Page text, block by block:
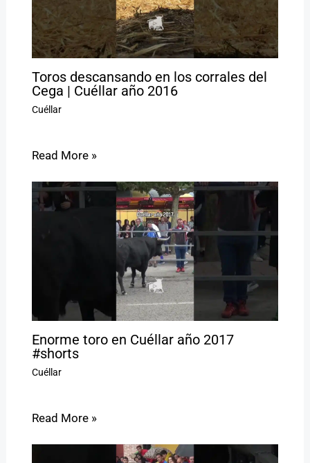
Toros descansando en los corrales del
Cega | Cuéllar año 2016
Cuéllar
Read More »
Enorme toro en Cuéllar año 2017
#shorts
Cuéllar
Read More »